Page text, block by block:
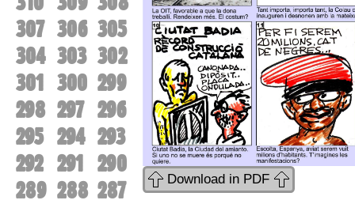
307 306 305
304 303 302
301 300 299
298 297 296
295 294 293
292 291 290
289 288 287
Download in PDF